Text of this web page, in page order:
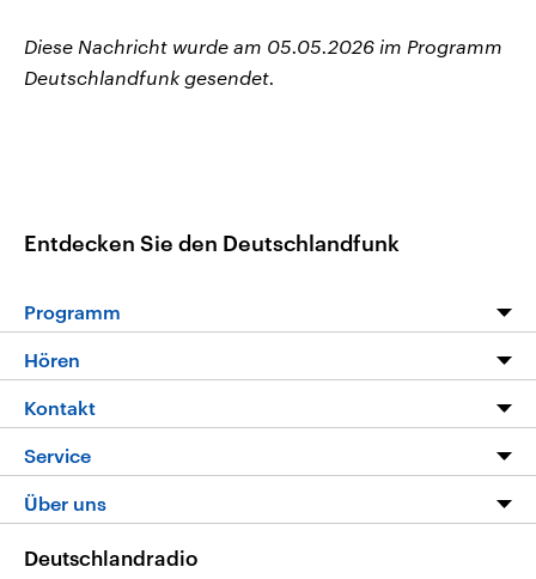
Diese Nachricht wurde am 05.05.2026 im Programm
Deutschlandfunk gesendet.
Entdecken Sie den Deutschlandfunk
Programm
Programm
Die Nachrichten
Nachrichtenleicht
Neue Beiträge auf dlf.de
Hören
Livestream
Podcasts
Deutschlandfunk App
Nachrichten App
Kontakt
Hörerservice
Service
FAQ
Veranstaltungen
Über uns
Deutschlandradio